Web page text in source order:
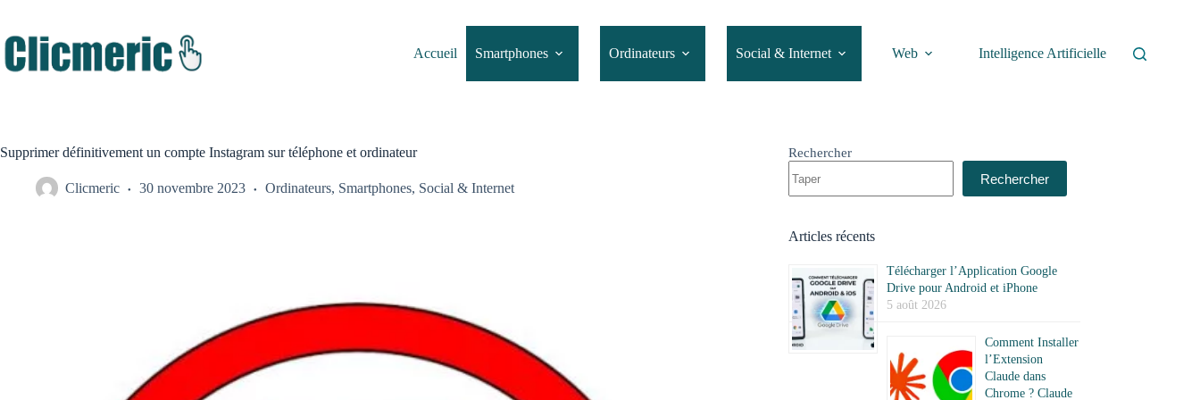
contenu
Accueil
Smartphones Ordinateurs Social & Internet Web Intelligence Artificielle
Supprimer définitivement un compte Instagram sur téléphone et ordinateur
Clicmeric 30 novembre 2023 Ordinateurs, Smartphones, Social & Internet
Rechercher
Rechercher
Articles récents
Télécharger l’Application Google
Drive pour Android et iPhone
5 août 2026
Comment Installer
l’Extension
Claude dans
Chrome ? Claude